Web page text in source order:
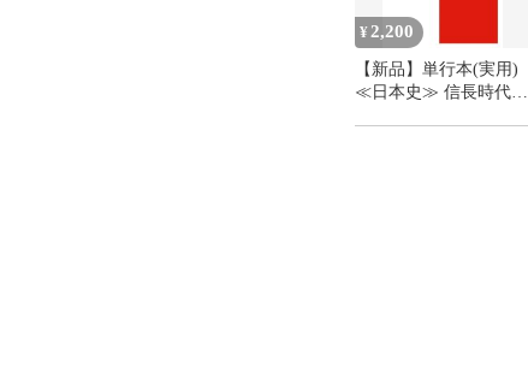
¥2,200
【新品】単行本(実用)
≪日本史≫ 信長時代の